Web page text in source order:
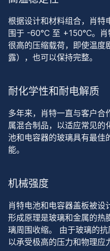
根据设计和材料组合，肖特
围于 -60°C 至 +150°C。
很高的压缩载荷，即使温度
露），也可以保持完整。
耐化学性和耐电解质
多年来，肖特一直与客户合
属混合制品，以适应常见的
池和电容器的玻璃具有最佳
能。
机械强度
肖特电池和电容器盖板被设
形成原理是玻璃和金属的热
璃周围收缩。 由于玻璃的
以承受极高的压力和物理应